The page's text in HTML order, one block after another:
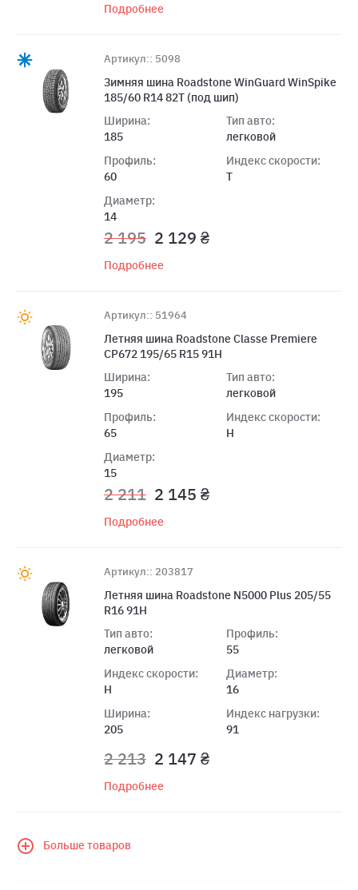
Подробнее
Артикул:: 5098
Зимняя шина Roadstone WinGuard WinSpike
185/60 R14 82T (под шип)
Ширина:
185
Профиль:
60
Диаметр:
14
Тип авто:
легковой
Индекс скорости:
T
2 195 2 129 ₴
Подробнее
Артикул:: 51964
Летняя шина Roadstone Classe Premiere
CP672 195/65 R15 91H
Ширина:
195
Профиль:
65
Диаметр:
15
Тип авто:
легковой
Индекс скорости:
H
2 211 2 145 ₴
Подробнее
Артикул:: 203817
Летняя шина Roadstone N5000 Plus 205/55
R16 91H
Тип авто:
легковой
Индекс скорости:
H
Ширина:
205
Профиль:
55
Диаметр:
16
Индекс нагрузки:
91
2 213 2 147 ₴
Подробнее
Больше товаров